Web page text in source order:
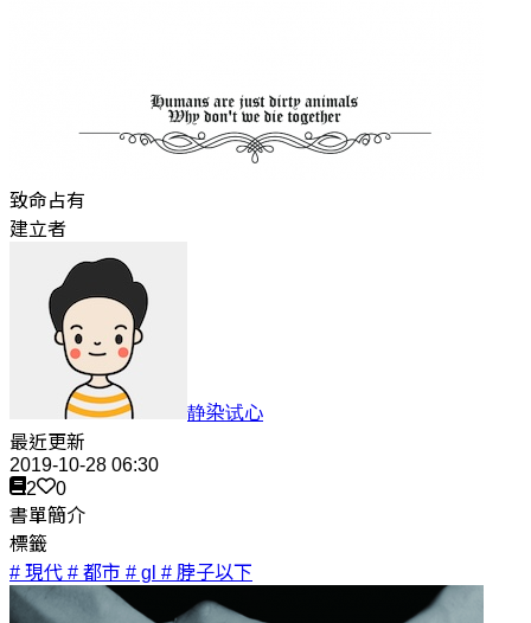
致命占有
建立者
静染试心
最近更新
2019-10-28 06:30
2
0
書單簡介
標籤
# 現代 # 都市 # gl # 脖子以下